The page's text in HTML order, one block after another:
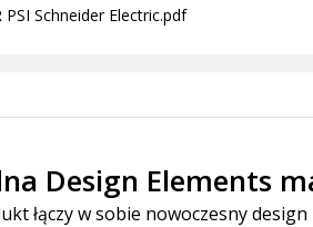
PSI Schneider Electric.pdf
Design Elements
łączy w sobie nowoczesny